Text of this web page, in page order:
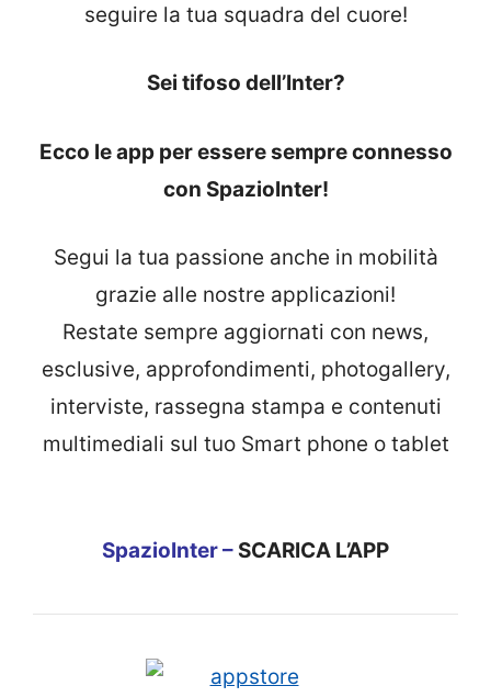
seguire la tua squadra del cuore!
Sei tifoso dell’Inter?
Ecco le app per essere sempre connesso
con SpazioInter!
Segui la tua passione anche in mobilità
grazie alle nostre applicazioni!
Restate sempre aggiornati con news,
esclusive, approfondimenti, photogallery,
interviste, rassegna stampa e contenuti
multimediali sul tuo Smart phone o tablet
SpazioInter – SCARICA L’APP